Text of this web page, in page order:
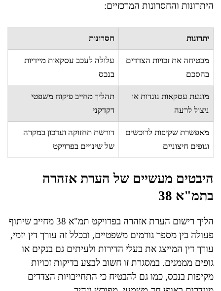
היתרונות והחסרונות המרכזיים:
יתרונות חסרונות
מבטיחה את זכויות הצדדים
בהסכם
עלולה לעכב עסקאות מיידיות
בנכס
מונעת עסקאות נוגדות או
ניצול לרעה
תהליך מחייב פיקוח משפטי
דקדקני
מאפשרת שקיפות לרוכשים
וגופים חיצוניים
דורשת תחזוקה ועדכון במקרה
של שינויים בפרויקט
היבטים מעשיים של הערת אזהרה
בתמ"א 38
הליך רישום הערת אזהרה בפרויקט תמ"א 38 מחייב שיתוף
פעולה בין מספר גורמים משפטיים, ובכלל זה עורך דין יזמי,
עורך דין המייצג את בעלי הדירות ולעיתים גם בנקים או
גופים מממנים. במסגרת זו חשוב לבצע בדיקות זכויות
מקיפות בנכס, כמו גם להבטיח כי התחייבויות הצדדים